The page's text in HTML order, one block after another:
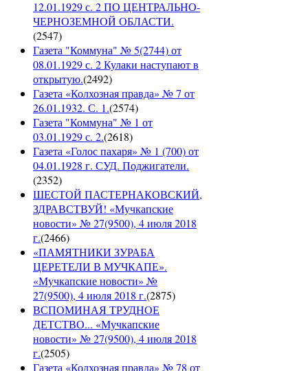
12.01.1929 с. 2 ПО ЦЕНТРАЛЬНО-
ЧЕРНОЗЕМНОЙ ОБЛАСТИ.
(2547)
Газета "Коммуна" № 5(2744) от
08.01.1929 с. 2 Кулаки наступают в
открытую.(2492)
Газета «Колхозная правда» № 7 от
26.01.1932. С. 1.(2574)
Газета "Коммуна" № 1 от
03.01.1929 с. 2.(2618)
Газета «Голос пахаря» № 1 (700) от
04.01.1928 г. СУД. Поджигатели.
(2352)
ШЕСТОЙ ПАСТЕРНАКОВСКИЙ,
ЗДРАВСТВУЙ! «Мучкапские
новости» № 27(9500), 4 июля 2018
г.(2466)
«ПАМЯТНИКИ ЗУРАБА
ЦЕРЕТЕЛИ В МУЧКАПЕ».
«Мучкапские новости» №
27(9500), 4 июля 2018 г.(2875)
ВСПОМИНАЯ ТРУДНОЕ
ДЕТСТВО... «Мучкапские
новости» № 27(9500), 4 июля 2018
г.(2505)
Газета «Колхозная правда» № 78 от